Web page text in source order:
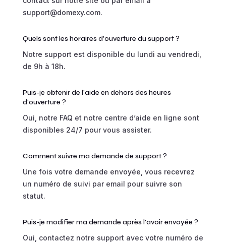
support@domexy.com.
Quels sont les horaires d'ouverture du support ?
Notre support est disponible du lundi au vendredi,
de 9h à 18h.
Puis-je obtenir de l'aide en dehors des heures
d'ouverture ?
Oui, notre FAQ et notre centre d’aide en ligne sont
disponibles 24/7 pour vous assister.
Comment suivre ma demande de support ?
Une fois votre demande envoyée, vous recevrez
un numéro de suivi par email pour suivre son
statut.
Puis-je modifier ma demande après l'avoir envoyée ?
Oui, contactez notre support avec votre numéro de